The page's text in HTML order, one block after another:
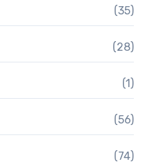
(35)
(28)
(1)
(56)
(74)